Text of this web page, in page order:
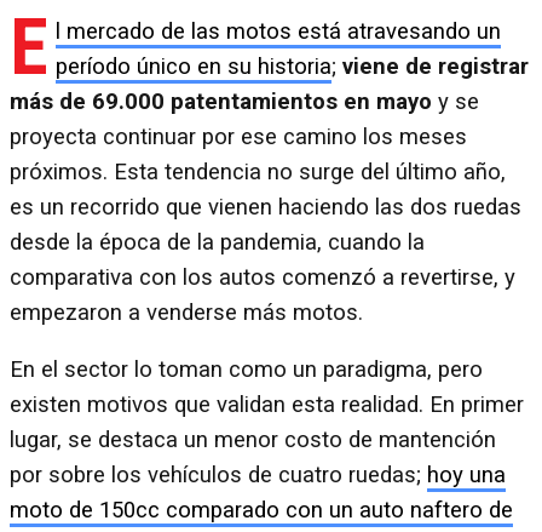
E
l mercado de las motos está atravesando un
período único en su historia; viene de registrar
más de 69.000 patentamientos en mayo y se
proyecta continuar por ese camino los meses
próximos. Esta tendencia no surge del último año,
es un recorrido que vienen haciendo las dos ruedas
desde la época de la pandemia, cuando la
comparativa con los autos comenzó a revertirse, y
empezaron a venderse más motos.
En el sector lo toman como un paradigma, pero
existen motivos que validan esta realidad. En primer
lugar, se destaca un menor costo de mantención
por sobre los vehículos de cuatro ruedas; hoy una
moto de 150cc comparado con un auto naftero de